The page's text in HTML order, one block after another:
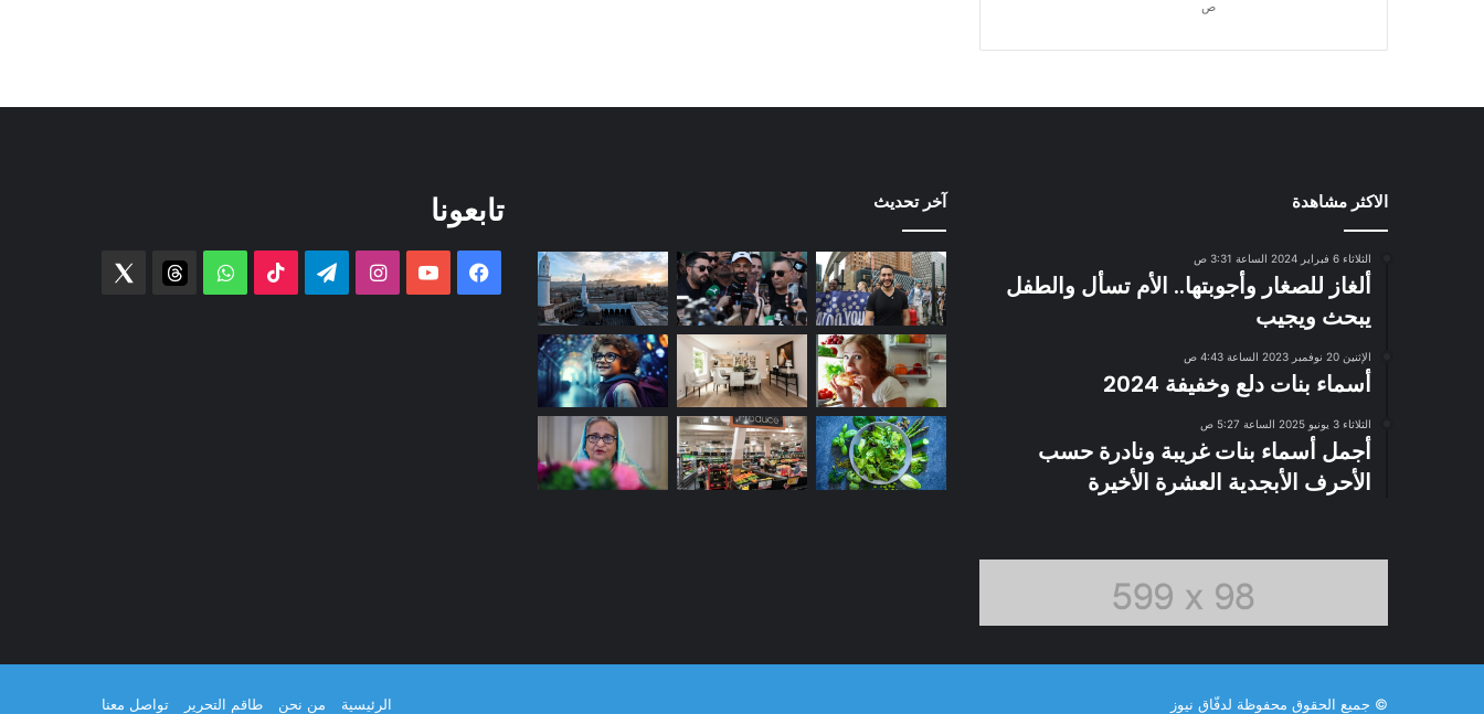
ص
الاكثر مشاهدة
الثلاثاء 6 فبراير 2024 الساعة 3:31 ص
ألغاز للصغار وأجوبتها.. الأم تسأل والطفل
يبحث ويجيب
الإثنين 20 نوفمبر 2023 الساعة 4:43 ص
أسماء بنات دلع وخفيفة 2024
الثلاثاء 3 يونيو 2025 الساعة 5:27 ص
أجمل أسماء بنات غريبة ونادرة حسب
الأحرف الأبجدية العشرة الأخيرة
آخر تحديث تابعونا
فيسبوك‫YouTubeانستقرامتيلقرام ‫TikTok واتساب threads
© جميع الحقوق محفوظة لدفّاق نيوز الرئيسية من نحن طاقم التحرير تواصل معنا